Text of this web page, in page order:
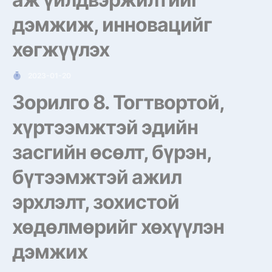
дэмжиж, инновацийг
хөгжүүлэх
Зорилго 8. Тогтвортой,
хүртээмжтэй эдийн
засгийн өсөлт, бүрэн,
бүтээмжтэй ажил
эрхлэлт, зохистой
хөдөлмөрийг хөхүүлэн
дэмжих